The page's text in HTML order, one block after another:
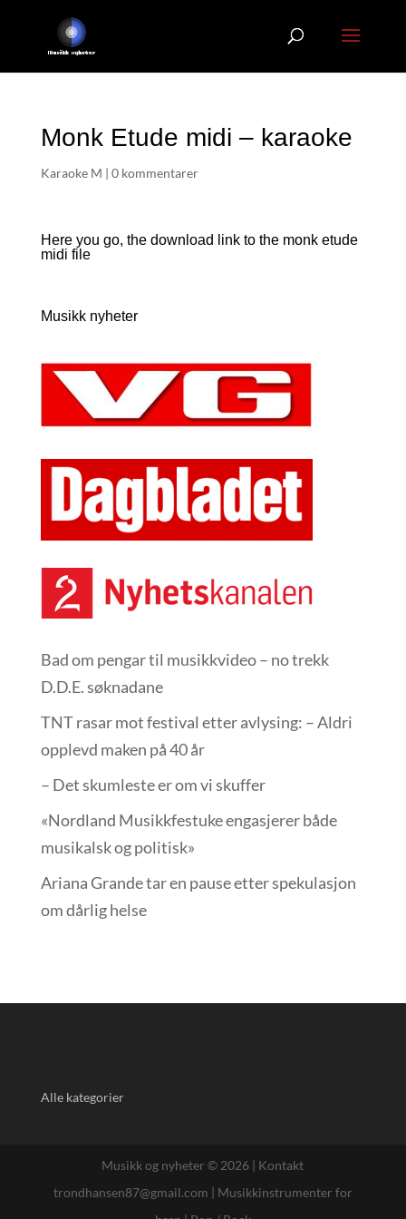
Monk Etude midi – karaoke
Karaoke M | 0 kommentarer
Here you go, the download link to the monk etude
midi file
Musikk nyheter
Bad om pengar til musikkvideo – no trekk
D.D.E. søknadane
TNT rasar mot festival etter avlysing: – Aldri
opplevd maken på 40 år
– Det skumleste er om vi skuffer
«Nordland Musikkfest­uke engasjerer både
musikalsk og politisk»
Ariana Grande tar en pause etter spekulasjon
om dårlig helse
Alle kategorier
Musikk og nyheter © 2026 | Kontakt
trondhansen87@gmail.com | Musikkinstrumenter for